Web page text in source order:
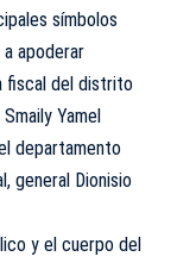
símbolos
apoderar
fiscal del distrito
Yamel
departamento
general Dionisio
y el cuerpo del